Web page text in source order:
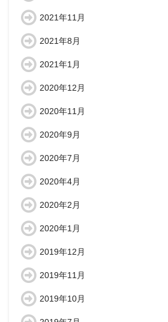
2021年11月
2021年8月
2021年1月
2020年12月
2020年11月
2020年9月
2020年7月
2020年4月
2020年2月
2020年1月
2019年12月
2019年11月
2019年10月